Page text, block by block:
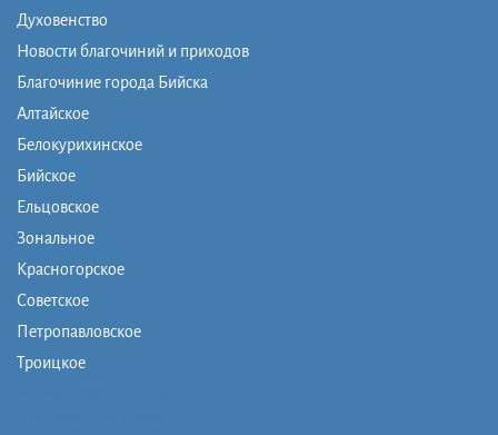
Духовенство
Новости благочиний и приходов
Благочиние города Бийска
Алтайское
Белокурихинское
Бийское
Ельцовское
Зональное
Красногорское
Советское
Петропавловское
Троицкое